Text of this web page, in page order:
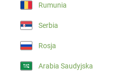
Rumunia
Serbia
Rosja
Arabia Saudyjska